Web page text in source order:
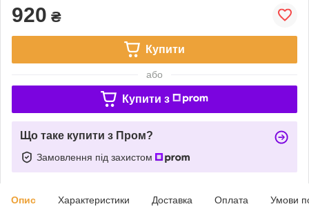
920 ₴
Купити
або
Купити з
Що таке купити з Пром?
Замовлення під захистом
Опис Характеристики Доставка Оплата Умови